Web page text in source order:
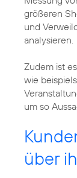
größeren
und
analysieren.
Zudem ist
wie
um so
über